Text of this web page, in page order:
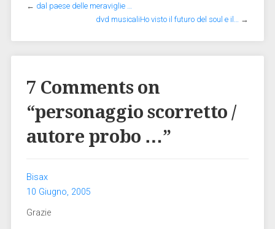
← dal paese delle meraviglie …
dvd musicaliHo visto il futuro del soul e il… →
7 Comments on
“personaggio scorretto /
autore probo …”
Bisax
10 Giugno, 2005
Grazie